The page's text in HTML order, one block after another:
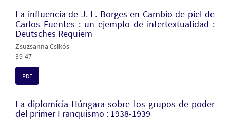
La influencia de J. L. Borges en Cambio de piel de
Carlos Fuentes : un ejemplo de intertextualidad :
Deutsches Requiem
Zsuzsanna Csikós
39-47
PDF
La diplomícia Húngara sobre los grupos de poder
del primer Franquismo : 1938-1939